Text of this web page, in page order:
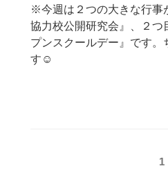
※今週は２つの大きな行事
協力校公開研究会』、２つ
プンスクールデー』です
す☺
固
1